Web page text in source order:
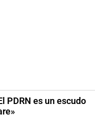
PDRN es un escudo